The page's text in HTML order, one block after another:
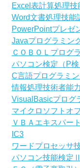
Excel表計算処理技
Word文書処理技能
PowerPointプレゼ
Javaプログラミン
ＣＯＢＯＬプログ
パソコン検定（P検
C言語プログラミ
情報処理技術者能
VisualBasicプログ
マイクロソフトオ
ＶＢＡエキスパート
IC3
ワードプロセッサ
パソコン技能検定